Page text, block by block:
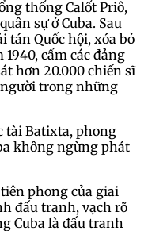
thống Calốt Priô,
sự ở Cuba. Sau
tán Quốc hội, xóa bỏ
cấm các đảng
hơn 20.000 chiến sĩ
trong những
tài Batixta, phong
không ngừng phát
phong của giai
đấu tranh, vạch rõ
Cuba là đấu tranh